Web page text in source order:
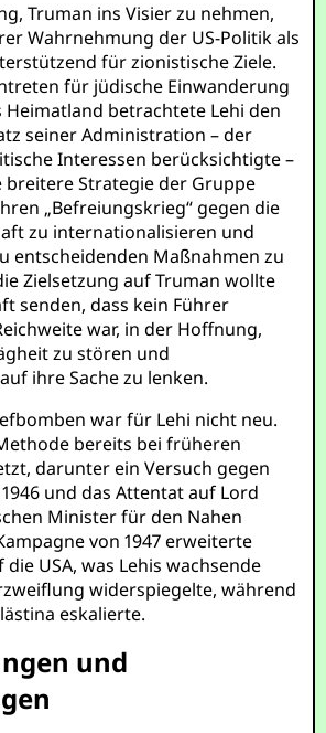
Truman ins Visier zu nehmen,
Wahrnehmung der US-Politik als
für zionistische Ziele.
für jüdische Einwanderung
Heimatland betrachtete Lehi den
seiner Administration – der
Interessen berücksichtigte –
breitere Strategie der Gruppe
„Befreiungskrieg“ gegen die
zu internationalisieren und
entscheidenden Maßnahmen zu
Zielsetzung auf Truman wollte
senden, dass kein Führer
war, in der Hoffnung,
zu stören und
ihre Sache zu lenken.
war für Lehi nicht neu.
bereits bei früheren
darunter ein Versuch gegen
und das Attentat auf Lord
Minister für den Nahen
von 1947 erweiterte
USA, was Lehis wachsende
widerspiegelte, während
eskalierte.
und